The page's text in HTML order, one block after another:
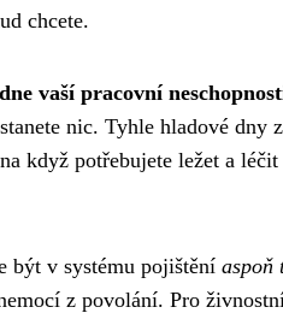
chcete.
vaší pracovní
nic. Tyhle hladové
když potřebujete ležet a
být v systému pojištění aspoň
z povolání. Pro